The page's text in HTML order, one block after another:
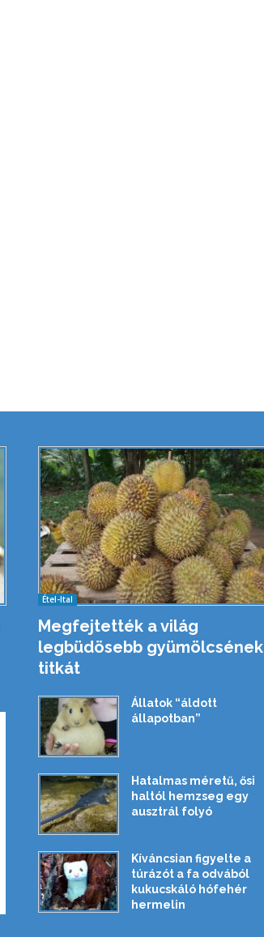
Étel-Ital
Megfejtették a világ
legbüdösebb gyümölcsének
titkát
Állatok “áldott
állapotban”
Hatalmas méretű, ősi
haltól hemzseg egy
ausztrál folyó
Kíváncsian figyelte a
túrázót a fa odvából
kukucskáló hófehér
hermelin